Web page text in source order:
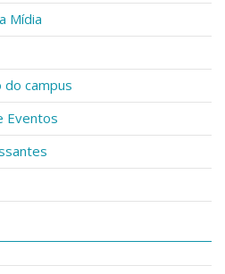
Mídia
do campus
Eventos